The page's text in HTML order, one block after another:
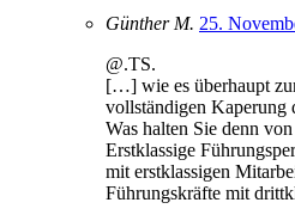
Günther M. 25.
@.TS.
[…] wie es überhaupt
vollständigen Kaperung
Was halten Sie denn
Erstklassige
mit erstklassigen
Führungskräfte mit